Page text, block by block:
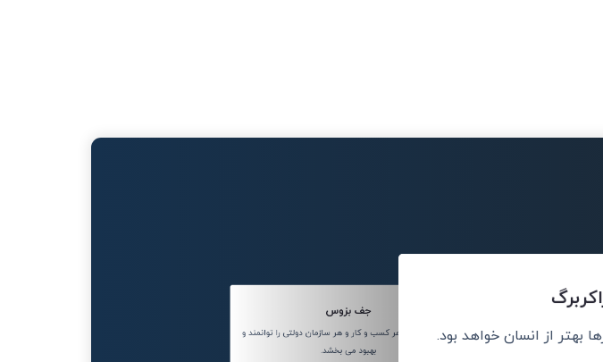
از انسان خواهد بود.
جف بزوس
هوش مصنوعی هر کسب و کار و هر سازمان دولتی را توانمند و
بهبود می بخشد.